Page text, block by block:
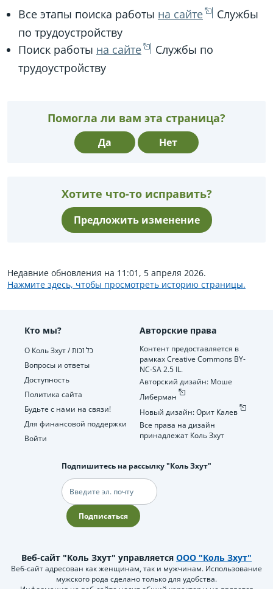
Все этапы поиска работы на сайте
Службы
по трудоустройству
Поиск работы на сайте
Службы по
трудоустройству
Помогла ли вам эта страница?
Да Нет
Хотите что-то исправить?
Предложить изменение
Недавние обновления на 11:01, 5 апреля 2026.
Нажмите здесь, чтобы просмотреть историю страницы.
Кто мы?
О Коль Зхут / כל זכות
Вопросы и ответы
Доступность
Политика сайта
Будьте с нами на связи!
Для финансовой поддержки
Войти
Авторские права
Контент предоставляется в
рамках Creative Commons BY-
NC-SA 2.5 IL.
Авторский дизайн: Моше
Либерман
Новый дизайн: Орит Калев
Все права на дизайн
принадлежат Коль Зхут
Подпишитесь на рассылку "Коль Зхут"
Электронная
почта
Подписаться
Веб-сайт "Коль Зхут" управляется ООО "Коль Зхут"
Веб-сайт адресован как женщинам, так и мужчинам. Использование
мужского рода сделано только для удобства.